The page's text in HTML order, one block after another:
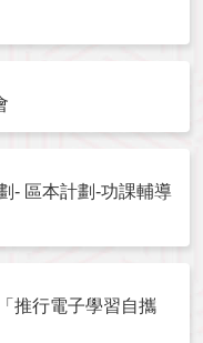
- 區本計劃-功課輔導
推行電子學習自攜